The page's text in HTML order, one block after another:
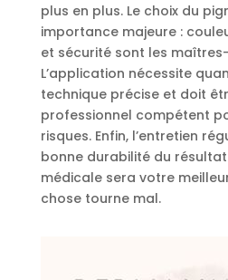
plus en plus. Le choix du
importance majeure :
et sécurité sont les
L’application nécessite
technique précise et doit
professionnel compétent
risques. Enfin, l’entretien
bonne durabilité du
médicale sera votre
chose tourne mal.